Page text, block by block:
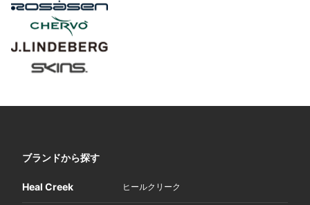
ブランドから探す
Heal Creek ヒールクリーク